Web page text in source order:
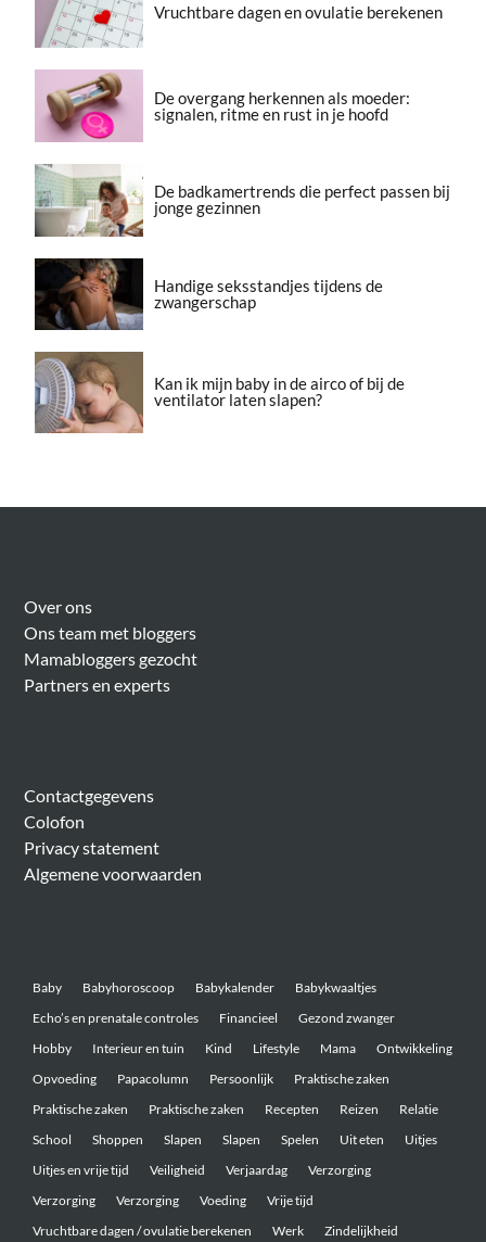
Vruchtbare dagen en ovulatie berekenen
De overgang herkennen als moeder:
signalen, ritme en rust in je hoofd
De badkamertrends die perfect passen bij
jonge gezinnen
Handige seksstandjes tijdens de
zwangerschap
Kan ik mijn baby in de airco of bij de
ventilator laten slapen?
Over ons
Ons team met bloggers
Mamabloggers gezocht
Partners en experts
Contactgegevens
Colofon
Privacy statement
Algemene voorwaarden
Baby Babyhoroscoop Babykalender
Babykwaaltjes
Echo’s en prenatale controles
Financieel
Gezond zwanger
Hobby
Interieur en tuin Kind Lifestyle Mama
Ontwikkeling
Opvoeding
Papacolumn Persoonlijk
Praktische zaken
Praktische zaken
Praktische zaken Recepten Reizen
Relatie
School
Shoppen Slapen Slapen Spelen Uit eten
Uitjes
Uitjes en vrije tijd
Veiligheid Verjaardag
Verzorging
Verzorging
Verzorging Voeding
Vrije tijd
Vruchtbare dagen / ovulatie berekenen
Werk Zindelijkheid